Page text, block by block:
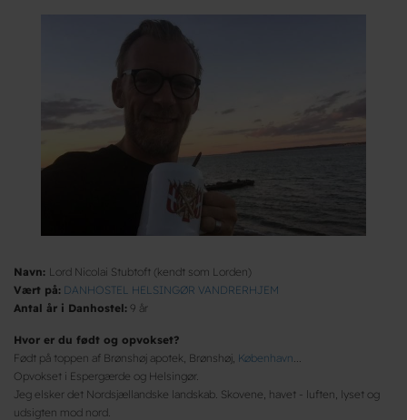
Navn: Lord Nicolai Stubtoft (kendt som Lorden)
Vært på: DANHOSTEL HELSINGØR VANDRERHJEM
Antal år i Danhostel: 9 år
Hvor er du født og opvokset?
Født på toppen af Brønshøj apotek, Brønshøj, København
Opvokset i Espergærde og Helsingør.
Jeg elsker det Nordsjællandske landskab. Skovene, havet - luften, lyset og
udsigten mod nord.